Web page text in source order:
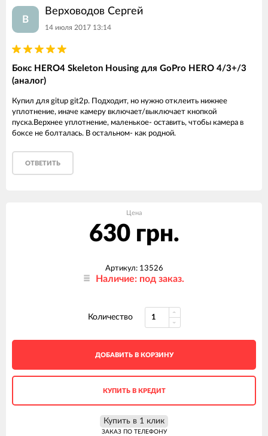
В
Верховодов Сергей
14 июля 2017 13:14
Бокс HERO4 Skeleton Housing для GoPro HERO 4/3+/3
(аналог)
Купил для gitup git2p. Подходит, но нужно отклеить нижнее
уплотнение, иначе камеру включает/выключает кнопкой
пуска.Верхнее уплотнение, маленькое- оставить, чтобы камера в
боксе не болталась. В остальном- как родной.
ОТВЕТИТЬ
Цена
630 грн.
Артикул: 13526
Наличие: под заказ.
Количество
ДОБАВИТЬ В КОРЗИНУ
КУПИТЬ В КРЕДИТ
Купить в 1 клик
ЗАКАЗ ПО ТЕЛЕФОНУ